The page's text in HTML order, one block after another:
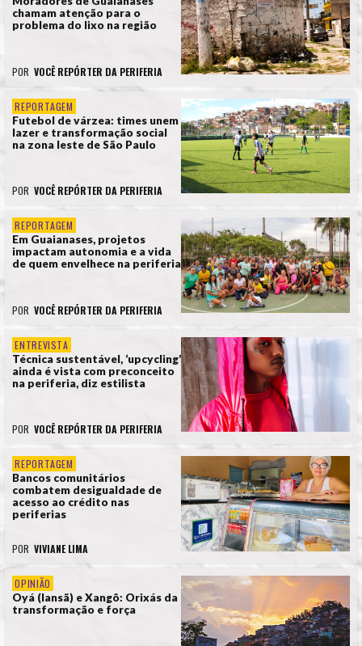
chamam atenção para o
problema do lixo na região
POR VOCÊ REPÓRTER DA PERIFERIA
REPORTAGEM
Futebol de várzea: times unem
lazer e transformação social
na zona leste de São Paulo
POR VOCÊ REPÓRTER DA PERIFERIA
REPORTAGEM
Em Guaianases, projetos
impactam autonomia e a vida
de quem envelhece na periferia
POR VOCÊ REPÓRTER DA PERIFERIA
ENTREVISTA
Técnica sustentável, ‘upcycling’
ainda é vista com preconceito
na periferia, diz estilista
POR VOCÊ REPÓRTER DA PERIFERIA
REPORTAGEM
Bancos comunitários
combatem desigualdade de
acesso ao crédito nas
periferias
POR VIVIANE LIMA
OPINIÃO
Oyá (Iansã) e Xangô: Orixás da
transformação e força